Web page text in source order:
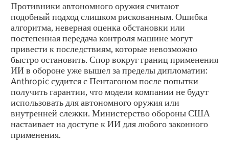
Противники автономного оружия считают
подобный подход слишком рискованным. Ошибка
алгоритма, неверная оценка обстановки или
постепенная передача контроля машине могут
привести к последствиям, которые невозможно
быстро остановить. Спор вокруг границ применения
ИИ в обороне уже вышел за пределы дипломатии:
Anthropic судится с Пентагоном после попытки
получить гарантии, что модели компании не будут
использовать для автономного оружия или
внутренней слежки. Министерство обороны США
настаивает на доступе к ИИ для любого законного
применения.